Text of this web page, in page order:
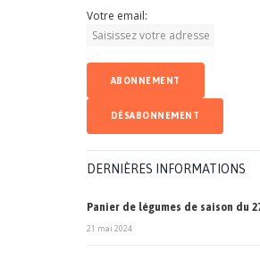
Votre email:
DERNIÈRES INFORMATIONS
Panier de légumes de saison du
21 mai 2024